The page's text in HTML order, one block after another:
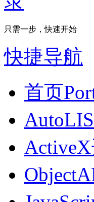
只需一步，快速开始
快捷导航
首页